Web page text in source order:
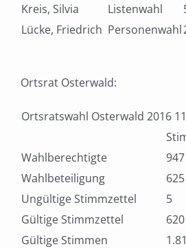
Kreis, Silvia
Listenwahl
Lücke, Friedrich Personenwahl
Ortsrat Osterwald:
Ortsratswahl Osterwald 2016
Wahlberechtigte
947
Wahlbeteiligung
625
Ungültige Stimmzettel
5
Gültige Stimmzettel
620
Gültige Stimmen